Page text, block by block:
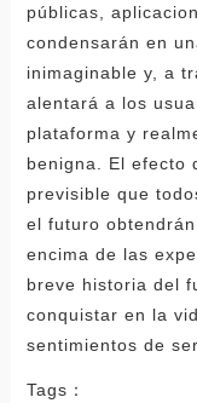
Tags：